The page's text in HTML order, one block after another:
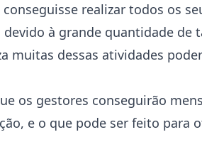
realizar todos os
à grande quantidade de
muitas dessas atividades
os gestores conseguirão
e o que pode ser feito para